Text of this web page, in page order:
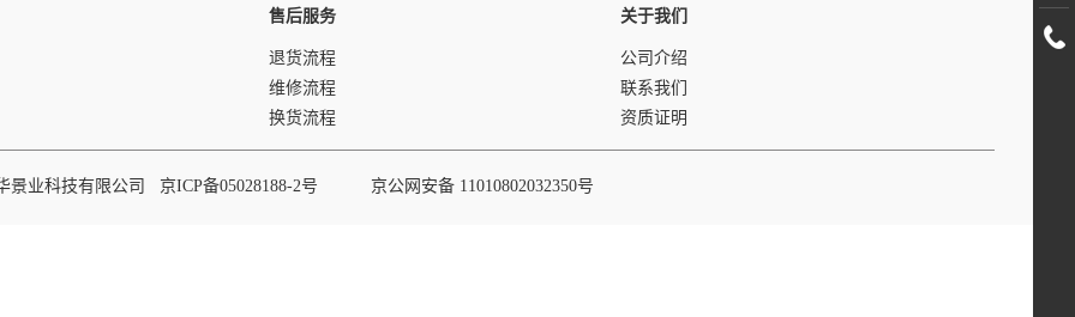
售后服务
退货流程
维修流程
换货流程
关于我们
公司介绍
联系我们
资质证明
景业科技有限公司 京ICP备05028188-2号 京公网安备 11010802032350号